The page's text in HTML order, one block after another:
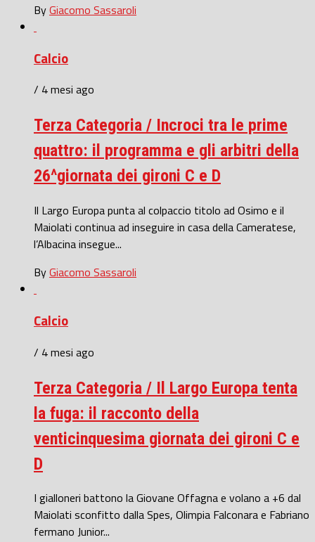
ByGiacomo Sassaroli
Calcio
/ 4 mesi ago
Terza Categoria / Incroci tra le prime
quattro: il programma e gli arbitri della
26^giornata dei gironi C e D
Il Largo Europa punta al colpaccio titolo ad Osimo e il
Maiolati continua ad inseguire in casa della Cameratese,
l’Albacina insegue...
ByGiacomo Sassaroli
Calcio
/ 4 mesi ago
Terza Categoria / Il Largo Europa tenta
la fuga: il racconto della
venticinquesima giornata dei gironi C e
D
I gialloneri battono la Giovane Offagna e volano a +6 dal
Maiolati sconfitto dalla Spes, Olimpia Falconara e Fabriano
fermano Junior...